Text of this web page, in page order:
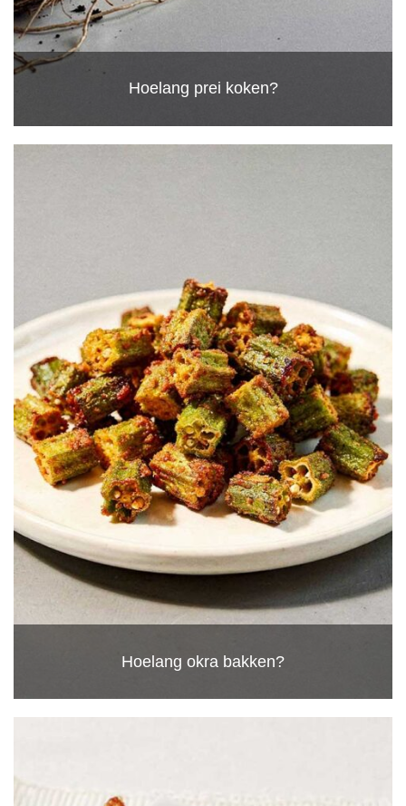
Hoelang prei koken?
Hoelang okra bakken?